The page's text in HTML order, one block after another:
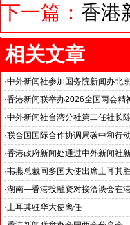
下一篇： 香港
相关文章
·中外新闻社参加国务院新闻办北
北京人形机器人创新中心打造具有
·香港新闻联举办2026全国两会精
·中外新闻社台湾分社第二任社长
·联合国国际合作协调局碳中和行
--促进低碳领域技术交流 深化低
·香港政府新闻处通过中外新闻社
·韦燕总裁同多国大使出席土耳其
·湖南—香港投融资对接洽谈会在
·土耳其驻华大使离任